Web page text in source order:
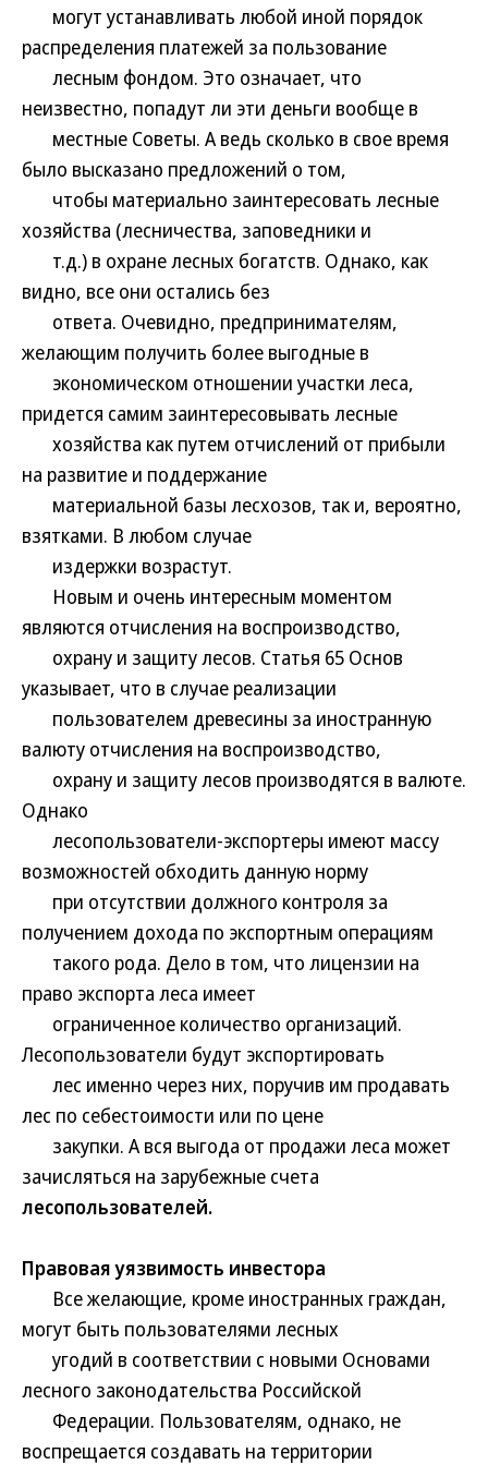
могут устанавливать любой иной порядок
распределения платежей за пользование
лесным фондом. Это означает, что
неизвестно, попадут ли эти деньги вообще в
местные Советы. А ведь сколько в свое время
было высказано предложений о том,
чтобы материально заинтересовать лесные
хозяйства (лесничества, заповедники и
т.д.) в охране лесных богатств. Однако, как
видно, все они остались без
ответа. Очевидно, предпринимателям,
желающим получить более выгодные в
экономическом отношении участки леса,
придется самим заинтересовывать лесные
хозяйства как путем отчислений от прибыли
на развитие и поддержание
материальной базы лесхозов, так и, вероятно,
взятками. В любом случае
издержки возрастут.
Новым и очень интересным моментом
являются отчисления на воспроизводство,
охрану и защиту лесов. Статья 65 Основ
указывает, что в случае реализации
пользователем древесины за иностранную
валюту отчисления на воспроизводство,
охрану и защиту лесов производятся в валюте.
Однако
лесопользователи-экспортеры имеют массу
возможностей обходить данную норму
при отсутствии должного контроля за
получением дохода по экспортным операциям
такого рода. Дело в том, что лицензии на
право экспорта леса имеет
ограниченное количество организаций.
Лесопользователи будут экспортировать
лес именно через них, поручив им продавать
лес по себестоимости или по цене
закупки. А вся выгода от продажи леса может
зачисляться на зарубежные счета
лесопользователей.
Правовая уязвимость инвестора
Все желающие, кроме иностранных граждан,
могут быть пользователями лесных
угодий в соответствии с новыми Основами
лесного законодательства Российской
Федерации. Пользователям, однако, не
воспрещается создавать на территории